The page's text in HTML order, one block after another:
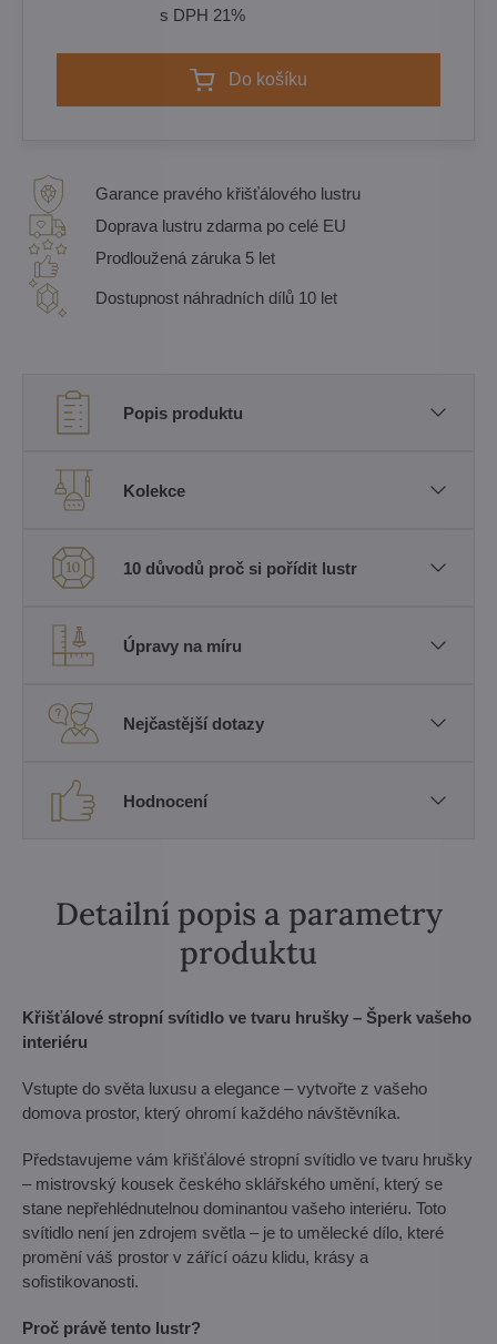
s DPH 21%
Do košíku
Garance pravého křišťálového lustru
Doprava lustru zdarma po celé EU
Prodloužená záruka 5 let
Dostupnost náhradních dílů 10 let
Popis produktu
Kolekce
10 důvodů proč si pořídit lustr
Úpravy na míru
Nejčastější dotazy
Hodnocení
Detailní popis a parametry
produktu
Křišťálové stropní svítidlo ve tvaru hrušky – Šperk vašeho
interiéru
Vstupte do světa luxusu a elegance – vytvořte z vašeho
domova prostor, který ohromí každého návštěvníka.
Představujeme vám křišťálové stropní svítidlo ve tvaru hrušky
– mistrovský kousek českého sklářského umění, který se
stane nepřehlédnutelnou dominantou vašeho interiéru. Toto
svítidlo není jen zdrojem světla – je to umělecké dílo, které
promění váš prostor v zářící oázu klidu, krásy a
sofistikovanosti.
Proč právě tento lustr?